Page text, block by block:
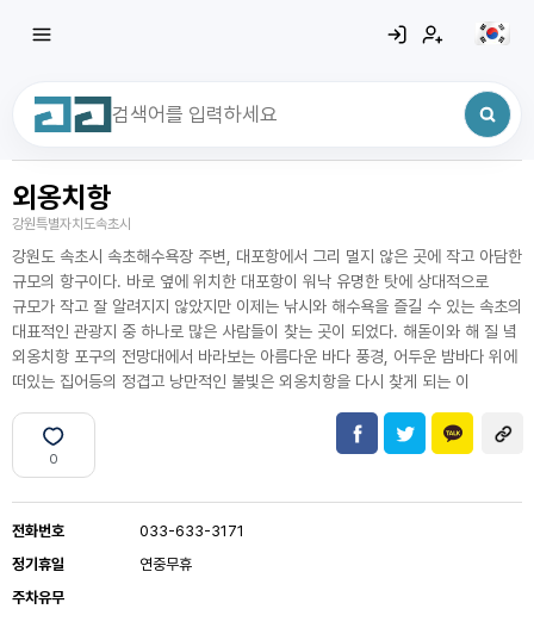
최근 검색어
외옹치항
강원특별자치도속초시
강원도 속초시 속초해수욕장 주변, 대포항에서 그리 멀지 않은 곳에 작고 아담한
규모의 항구이다. 바로 옆에 위치한 대포항이 워낙 유명한 탓에 상대적으로
규모가 작고 잘 알려지지 않았지만 이제는 낚시와 해수욕을 즐길 수 있는 속초의
대표적인 관광지 중 하나로 많은 사람들이 찾는 곳이 되었다. 해돋이와 해 질 녘
외옹치항 포구의 전망대에서 바라보는 아름다운 바다 풍경, 어두운 밤바다 위에
떠있는 집어등의 정겹고 낭만적인 불빛은 외옹치항을 다시 찾게 되는 이
0
전화번호
033-633-3171
정기휴일
연중무휴
주차유무